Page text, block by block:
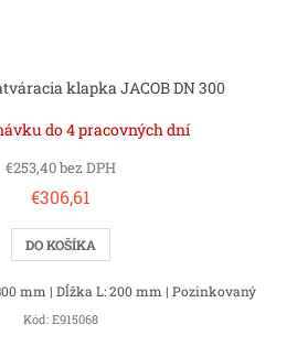
klapka JACOB DN 300
do 4 pracovných dní
€253,40 bez DPH
€306,61
DO KOŠÍKA
mm | Dĺžka L: 200 mm | Pozinkovaný
Kód: E915068